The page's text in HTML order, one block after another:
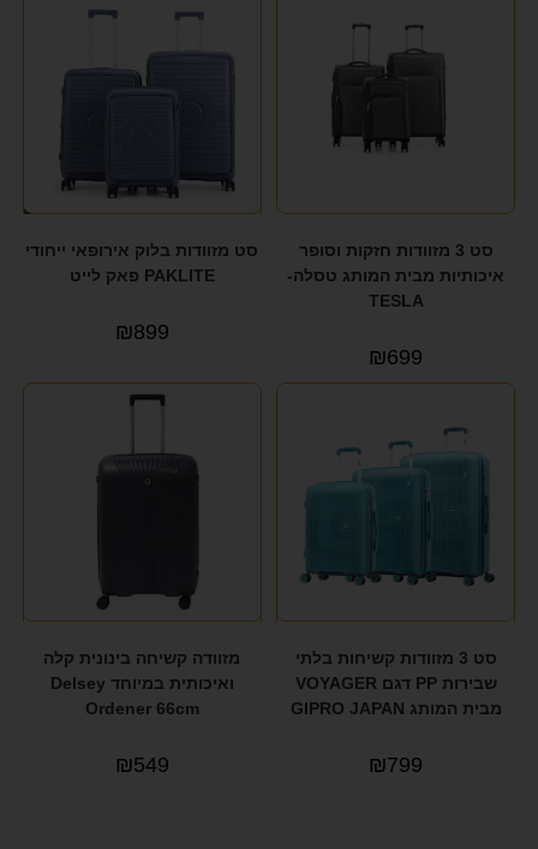
סט 3 מזוודות חזקות וסופר
איכותיות מבית המותג טסלה-
TESLA
₪699
סט מזוודות בלוק אירופאי ייחודי
PAKLITE פאק לייט
₪899
סט 3 מזוודות קשיחות בלתי
שבירות PP דגם VOYAGER
מבית המותג GIPRO JAPAN
₪799
מזוודה קשיחה בינונית קלה
ואיכותית במיוחד Delsey
Ordener 66cm
₪549